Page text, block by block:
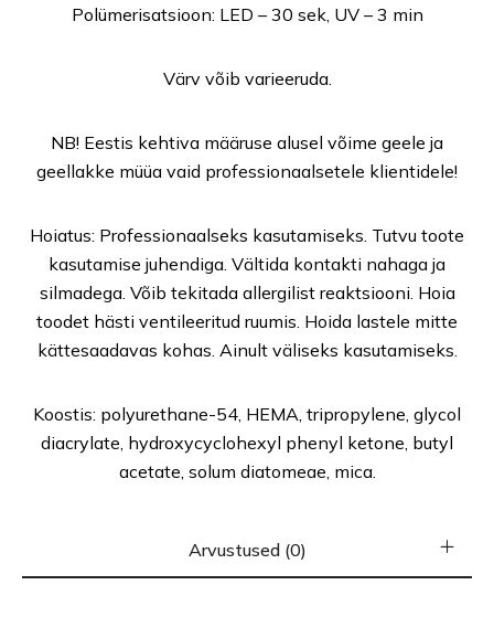
Polümerisatsioon: LED – 30 sek, UV – 3 min
Värv võib varieeruda.
NB! Eestis kehtiva määruse alusel võime geele ja
geellakke müüa vaid professionaalsetele klientidele!
Hoiatus: Professionaalseks kasutamiseks. Tutvu toote
kasutamise juhendiga. Vältida kontakti nahaga ja
silmadega. Võib tekitada allergilist reaktsiooni. Hoia
toodet hästi ventileeritud ruumis. Hoida lastele mitte
kättesaadavas kohas. Ainult väliseks kasutamiseks.
Koostis: polyurethane-54, HEMA, tripropylene, glycol
diacrylate, hydroxycyclohexyl phenyl ketone, butyl
acetate, solum diatomeae, mica.
Arvustused (0)